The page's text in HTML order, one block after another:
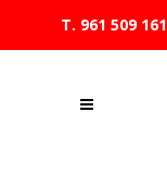
T. 961 509 161